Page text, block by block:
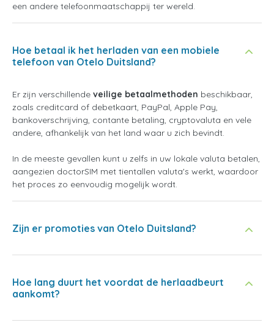
een andere telefoonmaatschappij ter wereld.
Hoe betaal ik het herladen van een mobiele
telefoon van Otelo Duitsland?
Er zijn verschillende veilige betaalmethoden beschikbaar,
zoals creditcard of debetkaart, PayPal, Apple Pay,
bankoverschrijving, contante betaling, cryptovaluta en vele
andere, afhankelijk van het land waar u zich bevindt.
In de meeste gevallen kunt u zelfs in uw lokale valuta betalen,
aangezien doctorSIM met tientallen valuta's werkt, waardoor
het proces zo eenvoudig mogelijk wordt.
Zijn er promoties van Otelo Duitsland?
Hoe lang duurt het voordat de herlaadbeurt
aankomt?